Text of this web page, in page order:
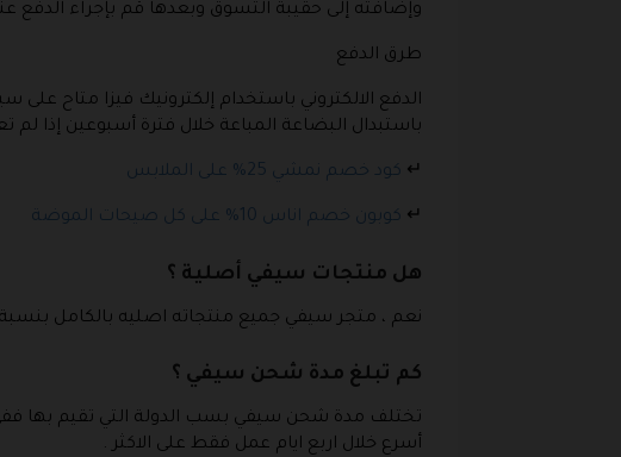
وإضافته إلى حقيبة التسوق وبعدها قم بإجراء الدفع
طرق الدفع
الدفع الالكتروني باستخدام إلكترونيك فيزا متاح
باستبدال البضاعة المباعة خلال فترة أسبوعين إذا
↵ كود خصم نمشي 25% على الملابس
↵ كوبون خصم اناس 10% على كل صيحات الموضة
هل منتجات سيفي أصلية ؟
نعم ، متجر سيفي جميع منتجاته اصليه بالكامل بنسبة 100%لأنها تتبع البراندات العالمية مثل أديداس و نايكي في الملابس والمستلزمات المختلفة .
كم تبلغ مدة شحن سيفي ؟
تختلف مدة شحن سيفي بسب الدولة التي تقيم بها ففي
أسرع خلال اربع ايام عمل فقط على الاكثر .